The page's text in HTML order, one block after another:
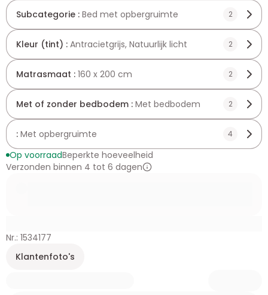
Subcategorie : Bed met opbergruimte 2
Kleur (tint) : Antracietgrijs, Natuurlijk licht 2
Matrasmaat : 160 x 200 cm 2
Met of zonder bedbodem : Met bedbodem 2
: Met opbergruimte 4
Op voorraadBeperkte hoeveelheid
Verzonden binnen 4 tot 6 dagen
Nr.: 1534177
Klantenfoto's